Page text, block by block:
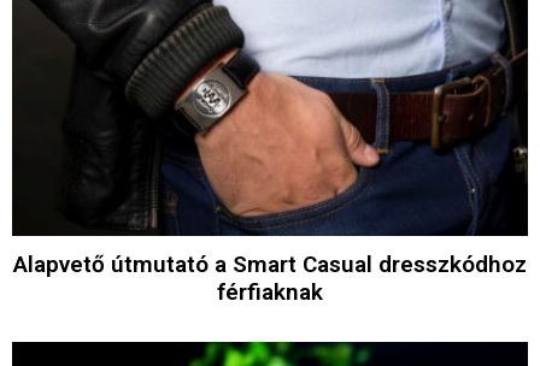
Alapvető útmutató a Smart Casual dresszkódhoz
férfiaknak